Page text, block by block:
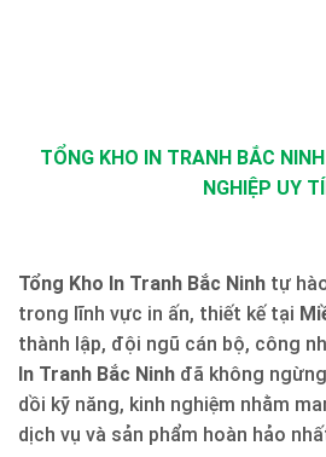
TỔNG KHO IN TRANH BẮC
NGHIỆP UY
Tổng Kho In Tranh Bắc Ninh tự
trong lĩnh vực in ấn, thiết kế tại
thành lập, đội ngũ cán bộ, công
In Tranh Bắc Ninh đã không
dồi kỹ năng, kinh nghiệm nhằm
dịch vụ và sản phẩm hoàn hảo